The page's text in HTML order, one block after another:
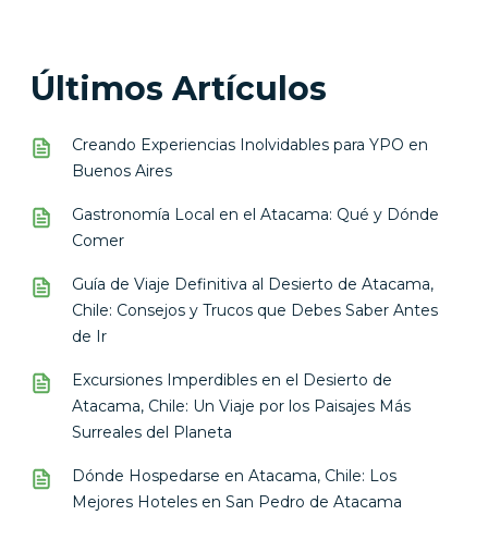
Últimos Artículos
Creando Experiencias Inolvidables para YPO en
Buenos Aires
Gastronomía Local en el Atacama: Qué y Dónde
Comer
Guía de Viaje Definitiva al Desierto de Atacama,
Chile: Consejos y Trucos que Debes Saber Antes
de Ir
Excursiones Imperdibles en el Desierto de
Atacama, Chile: Un Viaje por los Paisajes Más
Surreales del Planeta
Dónde Hospedarse en Atacama, Chile: Los
Mejores Hoteles en San Pedro de Atacama